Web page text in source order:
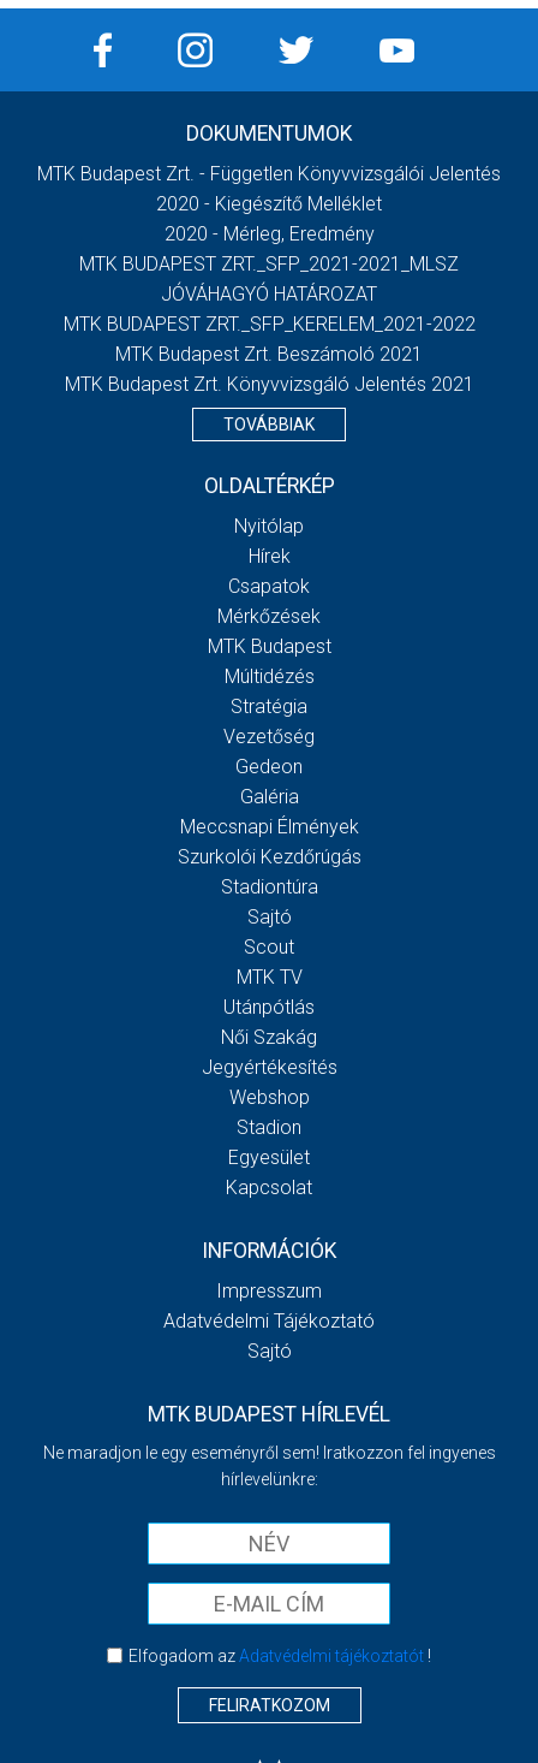
DOKUMENTUMOK
MTK Budapest Zrt. - Független Könyvvizsgálói Jelentés
2020 - Kiegészítő Melléklet
2020 - Mérleg, Eredmény
MTK BUDAPEST ZRT._SFP_2021-2021_MLSZ
JÓVÁHAGYÓ HATÁROZAT
MTK BUDAPEST ZRT._SFP_KERELEM_2021-2022
MTK Budapest Zrt. Beszámoló 2021
MTK Budapest Zrt. Könyvvizsgáló Jelentés 2021
TOVÁBBIAK
OLDALTÉRKÉP
Nyitólap
Hírek
Csapatok
Mérkőzések
MTK Budapest
Múltidézés
Stratégia
Vezetőség
Gedeon
Galéria
Meccsnapi Élmények
Szurkolói Kezdőrúgás
Stadiontúra
Sajtó
Scout
MTK TV
Utánpótlás
Női Szakág
Jegyértékesítés
Webshop
Stadion
Egyesület
Kapcsolat
INFORMÁCIÓK
Impresszum
Adatvédelmi Tájékoztató
Sajtó
MTK BUDAPEST HÍRLEVÉL
Ne maradjon le egy eseményről sem! Iratkozzon fel ingyenes
hírlevelünkre:
Elfogadom azAdatvédelmi tájékoztatót!
FELIRATKOZOM